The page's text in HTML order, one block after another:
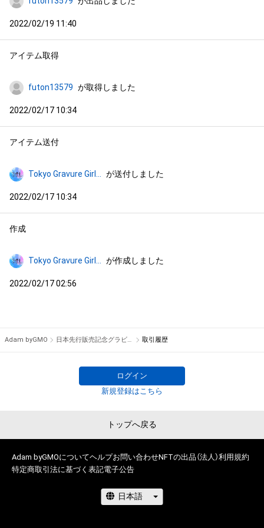
2022/02/19 11:40
アイテム取得
futon13579 が取得しました
2022/02/17 10:34
アイテム送付
が送付しました
2022/02/17 10:34
作成
が作成しました
2022/02/17 02:56
Adam byGMO 取引履歴
ログイン
新規登録はこちら
トップへ戻る
Adam byGMOについてヘルプお問い合わせNFTの出品（法人）利用規約
特定商取引法に基づく表記電子公告